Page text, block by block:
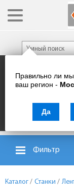
Правильно ли
ваш регион -
Да
Каталог
Фильтр
Каталог / Станки /